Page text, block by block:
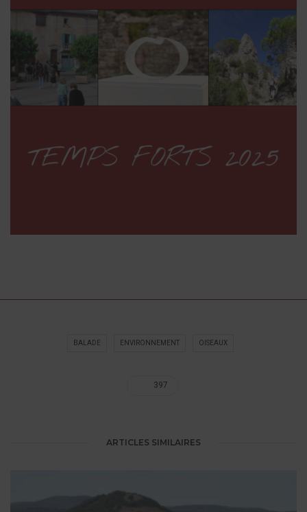
BALADE ENVIRONNEMENT OISEAUX
397
ARTICLES SIMILAIRES